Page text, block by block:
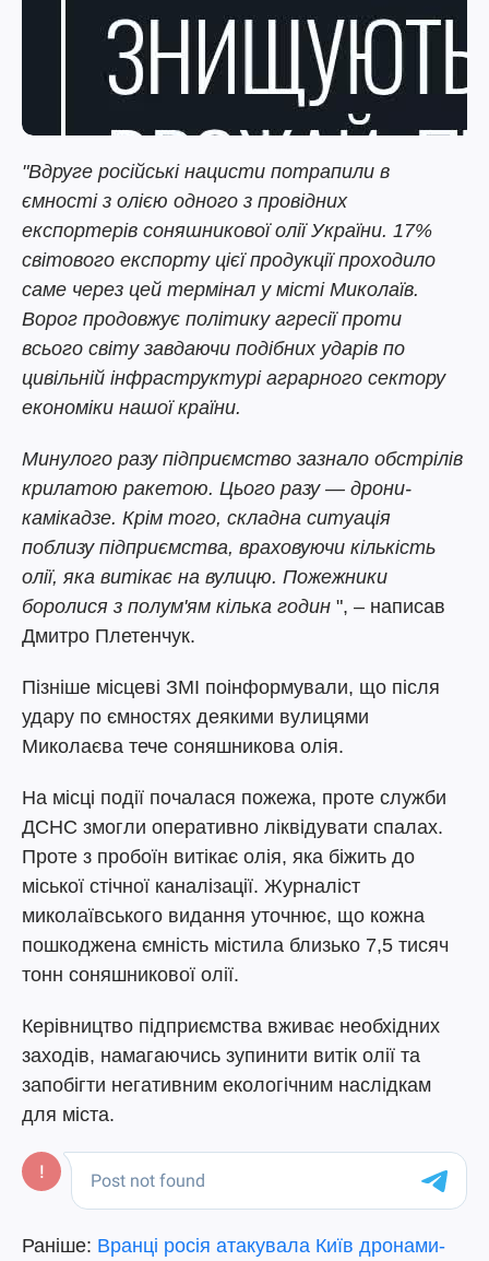
"Вдруге російські нацисти потрапили в
ємності з олією одного з провідних
експортерів соняшникової олії України. 17%
світового експорту цієї продукції проходило
саме через цей термінал у місті Миколаїв.
Ворог продовжує політику агресії проти
всього світу завдаючи подібних ударів по
цивільній інфраструктурі аграрного сектору
економіки нашої країни.
Минулого разу підприємство зазнало обстрілів
крилатою ракетою. Цього разу — дрони-
камікадзе. Крім того, складна ситуація
поблизу підприємства, враховуючи кількість
олії, яка витікає на вулицю. Пожежники
боролися з полум'ям кілька годин ", – написав
Дмитро Плетенчук.
Пізніше місцеві ЗМІ поінформували, що після
удару по ємностях деякими вулицями
Миколаєва тече соняшникова олія.
На місці події почалася пожежа, проте служби
ДСНС змогли оперативно ліквідувати спалах.
Проте з пробоїн витікає олія, яка біжить до
міської стічної каналізації. Журналіст
миколаївського видання уточнює, що кожна
пошкоджена ємність містила близько 7,5 тисяч
тонн соняшникової олії.
Керівництво підприємства вживає необхідних
заходів, намагаючись зупинити витік олії та
запобігти негативним екологічним наслідкам
для міста.
Раніше: Вранці росія атакувала Київ дронами-